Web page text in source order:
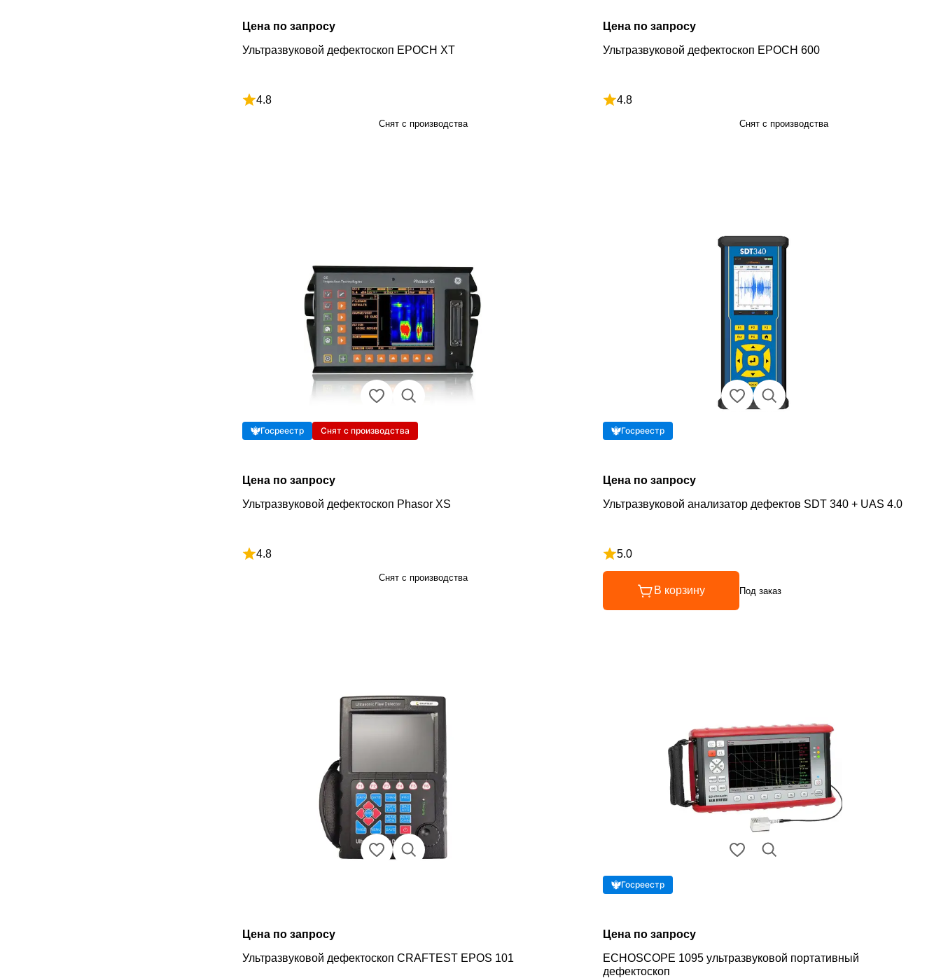
Цена по запросу
Ультразвуковой дефектоскоп EPOCH XT
4.8
Рейтинг 4.8 из 5
Снят с производства
Цена по запросу
Ультразвуковой дефектоскоп EPOCH 600
4.8
Рейтинг 4.8 из 5
Снят с производства
Госреестр Снят с производства
Цена по запросу
Ультразвуковой дефектоскоп Phasor XS
4.8
Рейтинг 4.8 из 5
Снят с производства
Госреестр
Цена по запросу
Ультразвуковой анализатор дефектов SDT 340 + UAS 4.0
5.0
Рейтинг 5 из 5
В корзину Под заказ
Цена по запросу
Ультразвуковой дефектоскоп CRAFTEST EPOS 101
Госреестр
Цена по запросу
ECHOSCOPE 1095 ультразвуковой портативный
дефектоскоп